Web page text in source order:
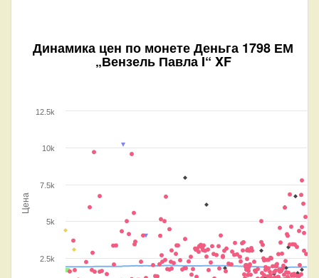
Динамика цен по монетеДеньга 1798 ЕМ
„Вензель Павла I“ XF
Цена
2.5k
5k
7.5k
10k
12.5k